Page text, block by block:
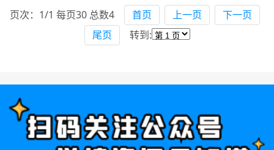
页次：1/1 每页30 总数4 首页 上一页
下一页
尾页
转到: